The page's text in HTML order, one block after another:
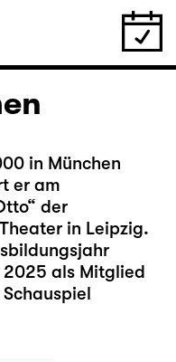
in München
er am
der
in Leipzig.
als Mitglied